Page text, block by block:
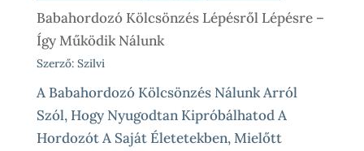
Babahordozó Kölcsönzés Lépésről Lépésre –
Így Működik Nálunk
Szerző: Szilvi
A Babahordozó Kölcsönzés Nálunk Arról
Szól, Hogy Nyugodtan Kipróbálhatod A
Hordozót A Saját Életetekben, Mielőtt